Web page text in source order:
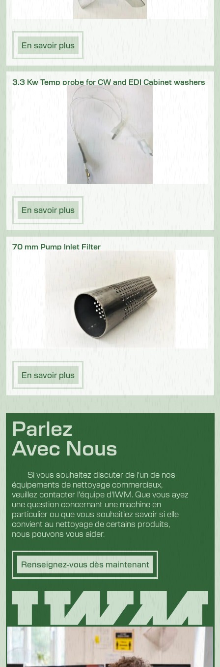
En savoir plus
3.3 Kw Temp probe for CW and EDI Cabinet washers
En savoir plus
70 mm Pump Inlet Filter
En savoir plus
Parlez
Avec Nous
Si vous souhaitez discuter de l'un de nos
équipements de nettoyage commerciaux,
veuillez contacter l'équipe d'IWM. Que vous ayez
une question concernant une machine en
particulier ou que vous souhaitiez savoir si elle
convient au nettoyage de certains produits,
nous pouvons vous aider.
Renseignez-vous dès maintenant